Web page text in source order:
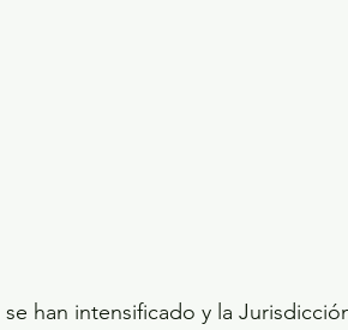
han intensificado y la